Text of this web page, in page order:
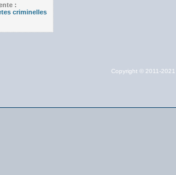
:
criminelles
Copyright © 2011-